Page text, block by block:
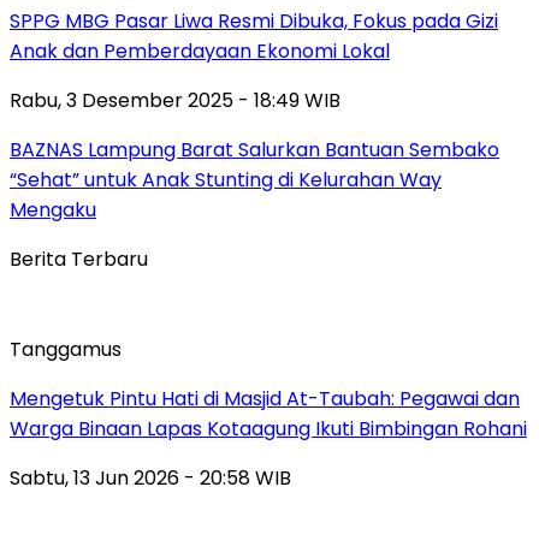
SPPG MBG Pasar Liwa Resmi Dibuka, Fokus pada Gizi
Anak dan Pemberdayaan Ekonomi Lokal
Rabu, 3 Desember 2025 - 18:49 WIB
BAZNAS Lampung Barat Salurkan Bantuan Sembako
“Sehat” untuk Anak Stunting di Kelurahan Way
Mengaku
Berita Terbaru
Tanggamus
Mengetuk Pintu Hati di Masjid At-Taubah: Pegawai dan
Warga Binaan Lapas Kotaagung Ikuti Bimbingan Rohani
Sabtu, 13 Jun 2026 - 20:58 WIB